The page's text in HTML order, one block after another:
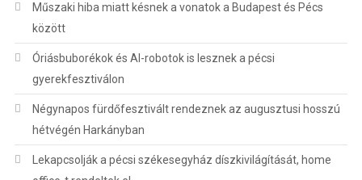
Műszaki hiba miatt késnek a vonatok a Budapest és Pécs
között
Óriásbuborékok és AI-robotok is lesznek a pécsi
gyerekfesztiválon
Négynapos fürdőfesztivált rendeznek az augusztusi hosszú
hétvégén Harkányban
Lekapcsolják a pécsi székesegyház díszkivilágítását, home